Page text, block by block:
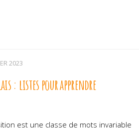
2023
: listes pour apprendre
est une classe de mots invariable